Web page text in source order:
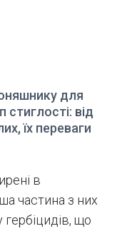
для
стиглості: від
їх переваги
в
частина з них
що